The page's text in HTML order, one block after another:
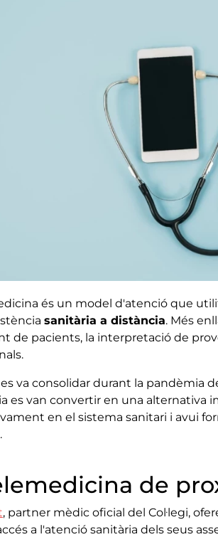
és un model d'atenció que
sanitària a distància. Més
de pacients, la interpretació de
va consolidar durant la pandèmia
es van convertir en una alternativa
en el sistema sanitari i avui
de
, partner mèdic oficial del Col·legi,
a l'atenció sanitària dels seus